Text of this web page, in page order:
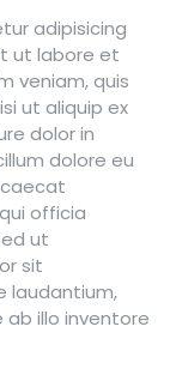
adipisicing
ut labore et
veniam, quis
ut aliquip ex
dolor in
dolore eu
officia
ut
sit
laudantium,
illo inventore